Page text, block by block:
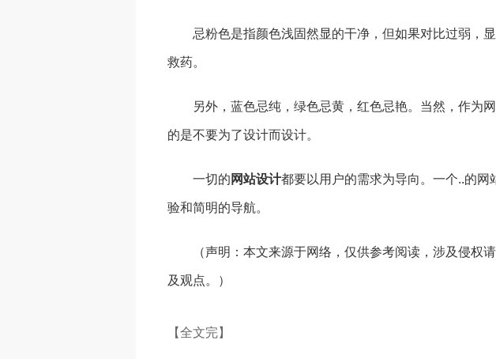
忌粉色是指颜色浅固然显的干净，但如果对比过弱，
救药。
另外，蓝色忌纯，绿色忌黄，红色忌艳。当然，作为
的是不要为了设计而设计。
一切的 网站设计都要以用户的需求为导向。一个..的
验和简明的导航。
（声明：本文来源于网络，仅供参考阅读，涉及侵权
及观点。）
【全文完】